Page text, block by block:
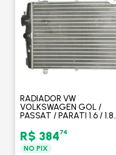
RADIADOR VW
VOLKSWAGEN GOL /
PASSAT / PARATI 1.6 / 1.8
AR - VALEO
R$ 38474
NO PIX